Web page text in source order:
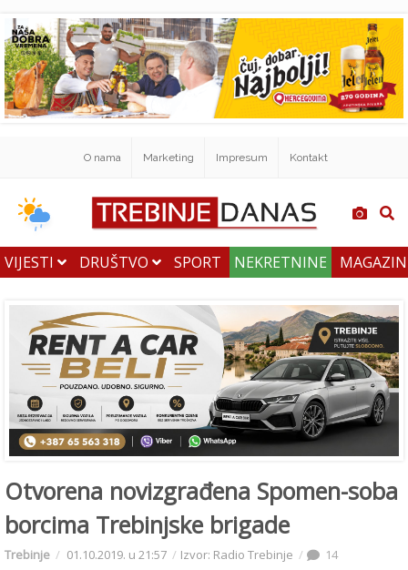
O nama Marketing Impresum Kontakt
VIJESTI DRUŠTVO SPORT NEKRETNINE
Otvorena novizgrađena Spomen-soba
borcima Trebinjske brigade
Trebinje 01.10.2019. u 21:57 Izvor: Radio Trebinje 14